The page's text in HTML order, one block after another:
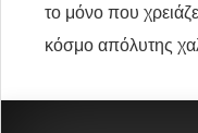
το μόνο που
κόσμο απόλυτης